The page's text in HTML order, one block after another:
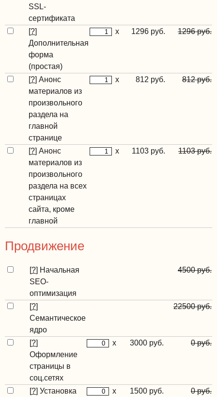
SSL-
сертификата
[?]
Дополнительная
форма
(простая)
x 1296 руб. 1296 руб.
[?] Анонс
материалов из
произвольного
раздела на
главной
странице
x 812 руб. 812 руб.
[?] Анонс
материалов из
произвольного
раздела на всех
страницах
сайта, кроме
главной
x 1103 руб. 1103 руб.
Продвижение
[?] Начальная
SEO-
оптимизация
4500 руб.
[?]
Семантическое
ядро
22500 руб.
[?]
Оформление
страницы в
соц.сетях
x 3000 руб. 0 руб.
[?] Установка
x 1500 руб. 0 руб.